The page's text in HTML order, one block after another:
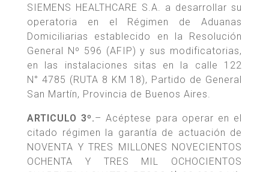
SIEMENS HEALTHCARE S.A. a desarrollar su
operatoria en el Régimen de Aduanas
Domiciliarias establecido en la Resolución
General Nº 596 (AFIP) y sus modificatorias,
en las instalaciones sitas en la calle 122
N° 4785 (RUTA 8 KM 18), Partido de General
San Martín, Provincia de Buenos Aires.
ARTICULO 3º.– Acéptese para operar en el
citado régimen la garantía de actuación de
NOVENTA Y TRES MILLONES NOVECIENTOS
OCHENTA Y TRES MIL OCHOCIENTOS